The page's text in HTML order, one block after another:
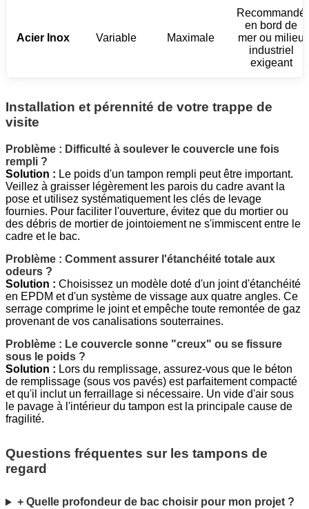
Acier Inox Variable Maximale
Recommandé
en bord de
mer ou milieu
industriel
exigeant
Installation et pérennité de votre trappe de
visite
Problème : Difficulté à soulever le couvercle une fois
rempli ?
Solution : Le poids d'un tampon rempli peut être important.
Veillez à graisser légèrement les parois du cadre avant la
pose et utilisez systématiquement les clés de levage
fournies. Pour faciliter l'ouverture, évitez que du mortier ou
des débris de mortier de jointoiement ne s'immiscent entre le
cadre et le bac.
Problème : Comment assurer l'étanchéité totale aux
odeurs ?
Solution : Choisissez un modèle doté d'un joint d'étanchéité
en EPDM et d'un système de vissage aux quatre angles. Ce
serrage comprime le joint et empêche toute remontée de gaz
provenant de vos canalisations souterraines.
Problème : Le couvercle sonne "creux" ou se fissure
sous le poids ?
Solution : Lors du remplissage, assurez-vous que le béton
de remplissage (sous vos pavés) est parfaitement compacté
et qu'il inclut un ferraillage si nécessaire. Un vide d'air sous
le pavage à l'intérieur du tampon est la principale cause de
fragilité.
Questions fréquentes sur les tampons de
regard
+ Quelle profondeur de bac choisir pour mon projet ?